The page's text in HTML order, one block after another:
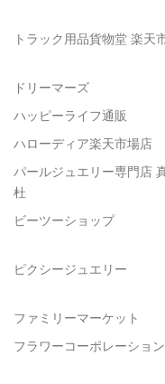
トラック用品貨物堂 楽天
ドリーマーズ
ハッピーライフ通販
ハローディア楽天市場店
パールジュエリー専門店
杜
ビーツーショップ
ピクシージュエリー
ファミリーマーケット
フラワーコーポレーション